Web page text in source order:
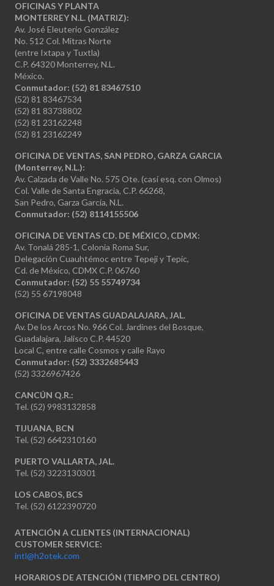
OFICINAS Y PLANTA
MONTERREY N.L. (MATRIZ):
Av. José Eleuterio González
No. 512 Col. Mitras Norte
(entre Ixtapa y Tuxtla)
C.P. 64320 Monterrey, N.L.
México.
Conmutador: (52) 81 83467510
(52) 81 83467534
(52) 81 83738802
(52) 81 23162248
(52) 81 23162249
OFICINA DE VENTAS, SAN PEDRO, GARZA GARCIA
(Monterrey, N.L.):
Av. Calzada de Valle No. 575 Ote. (casi esq. con Olmos)
Col. Valle de Santa Engracia, C.P. 66268,
San Pedro, Garza García, N.L.
Conmutador: (52) 8114155506
OFICINA DE VENTAS CD. DE MÉXICO, CDMX:
Av. Tonalá 285-1, Colonia Roma Sur,
Delegación Cuauhtémoc entre Tepeji y Tepic,
Cd. de México, CDMX C.P. 06760
Conmutador: (52) 55 55749734
(52) 55 67198048
OFICINA DE VENTAS GUADALAJARA, JAL.
Av. De los Arcos No. 966 Col. Jardines del Bosque,
Guadalajara, Jalisco C.P. 44520
Local C, entre calle Cosmos y calle Rayo
Conmutador: (52) 3332685443
(52) 3326967426
CANCÚN Q.R.:
Tel. (52) 9983132858
TIJUANA, BCN
Tel. (52) 6642310160
PUERTO VALLARTA, JAL.
Tel. (52) 3223130301
LOS CABOS, BCS
Tel. (52) 6122390720
ATENCIÓN A CLIENTES (INTERNACIONAL)
CUSTOMER SERVICE:
intl@h2otek.com
HORARIOS DE ATENCIÓN (TIEMPO DEL CENTRO)